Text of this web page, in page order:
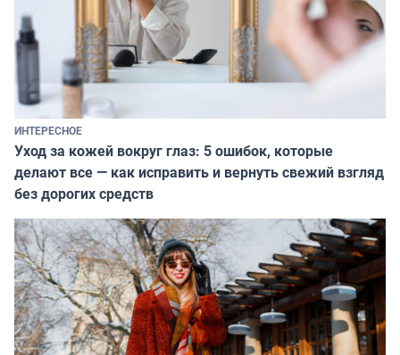
ИНТЕРЕСНОЕ
Уход за кожей вокруг глаз: 5 ошибок, которые
делают все — как исправить и вернуть свежий взгляд
без дорогих средств